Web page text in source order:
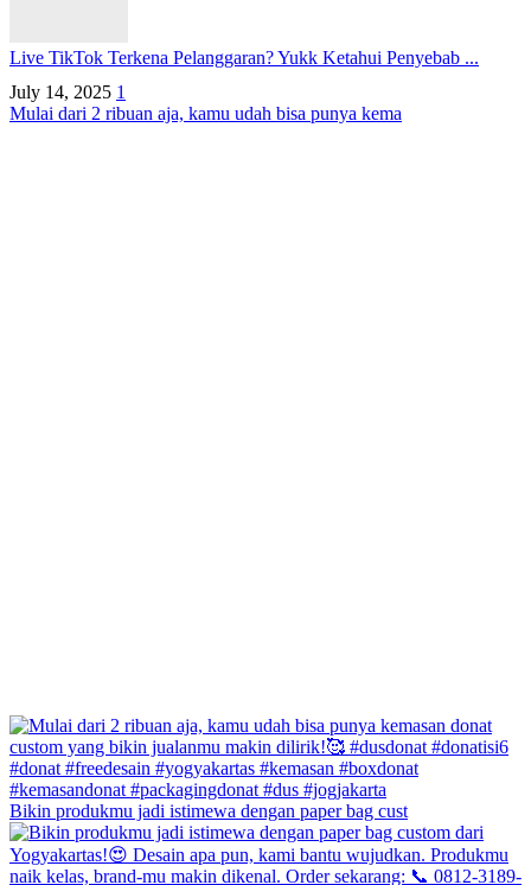
Live TikTok Terkena Pelanggaran? Yukk Ketahui Penyebab ...
July 14, 2025 1
Mulai dari 2 ribuan aja, kamu udah bisa punya kema
Bikin produkmu jadi istimewa dengan paper bag cust